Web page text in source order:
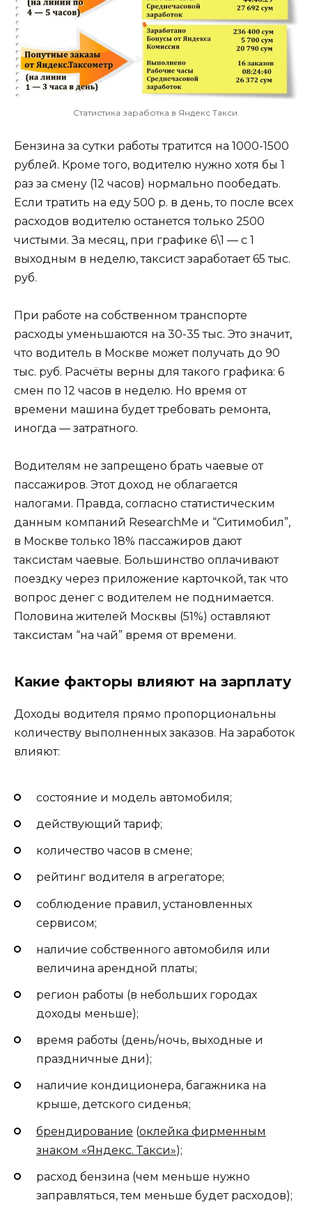
Статистика заработка в Яндекс Такси.
Бензина за сутки работы тратится на 1000-1500
рублей. Кроме того, водителю нужно хотя бы 1
раз за смену (12 часов) нормально пообедать.
Если тратить на еду 500 р. в день, то после всех
расходов водителю останется только 2500
чистыми. За месяц, при графике 6\1 — с 1
выходным в неделю, таксист заработает 65 тыс.
руб.
При работе на собственном транспорте
расходы уменьшаются на 30-35 тыс. Это значит,
что водитель в Москве может получать до 90
тыс. руб. Расчёты верны для такого графика: 6
смен по 12 часов в неделю. Но время от
времени машина будет требовать ремонта,
иногда — затратного.
Водителям не запрещено брать чаевые от
пассажиров. Этот доход не облагается
налогами. Правда, согласно статистическим
данным компаний ResearchMe и “Ситимобил”,
в Москве только 18% пассажиров дают
таксистам чаевые. Большинство оплачивают
поездку через приложение карточкой, так что
вопрос денег с водителем не поднимается.
Половина жителей Москвы (51%) оставляют
таксистам “на чай” время от времени.
Какие факторы влияют на зарплату
Доходы водителя прямо пропорциональны
количеству выполненных заказов. На заработок
влияют:
состояние и модель автомобиля;
действующий тариф;
количество часов в смене;
рейтинг водителя в агрегаторе;
соблюдение правил, установленных
сервисом;
наличие собственного автомобиля или
величина арендной платы;
регион работы (в небольших городах
доходы меньше);
время работы (день/ночь, выходные и
праздничные дни);
наличие кондиционера, багажника на
крыше, детского сиденья;
брендирование (оклейка фирменным
знаком «Яндекс. Такси»);
расход бензина (чем меньше нужно
заправляться, тем меньше будет расходов);